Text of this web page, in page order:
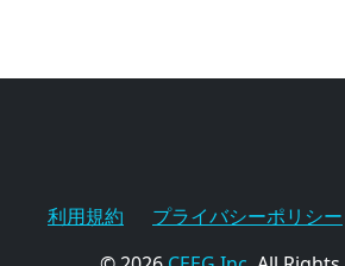
利用規約 プライバシーポリシー